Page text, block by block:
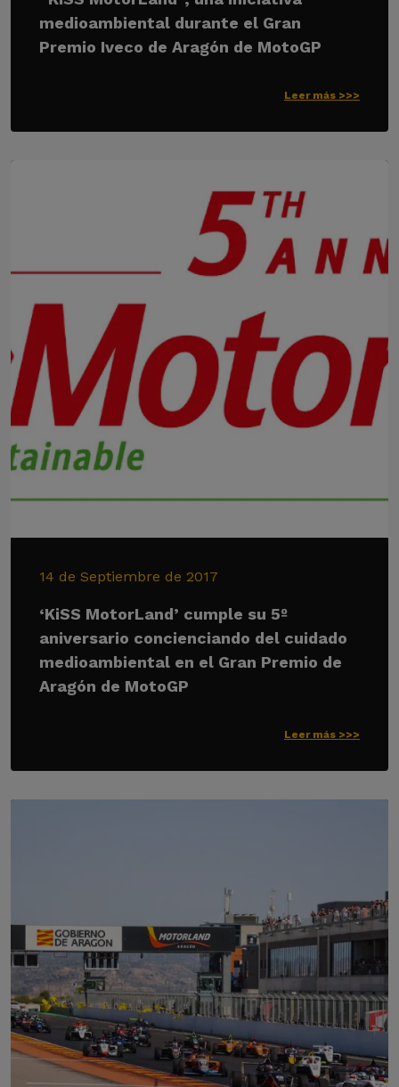
medioambiental durante el Gran
Premio Iveco de Aragón de MotoGP
Leer más >>>
14 de Septiembre de 2017
‘KiSS MotorLand’ cumple su 5º
aniversario concienciando del cuidado
medioambiental en el Gran Premio de
Aragón de MotoGP
Leer más >>>